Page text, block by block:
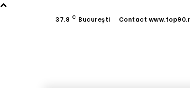
37.8 C București Contact